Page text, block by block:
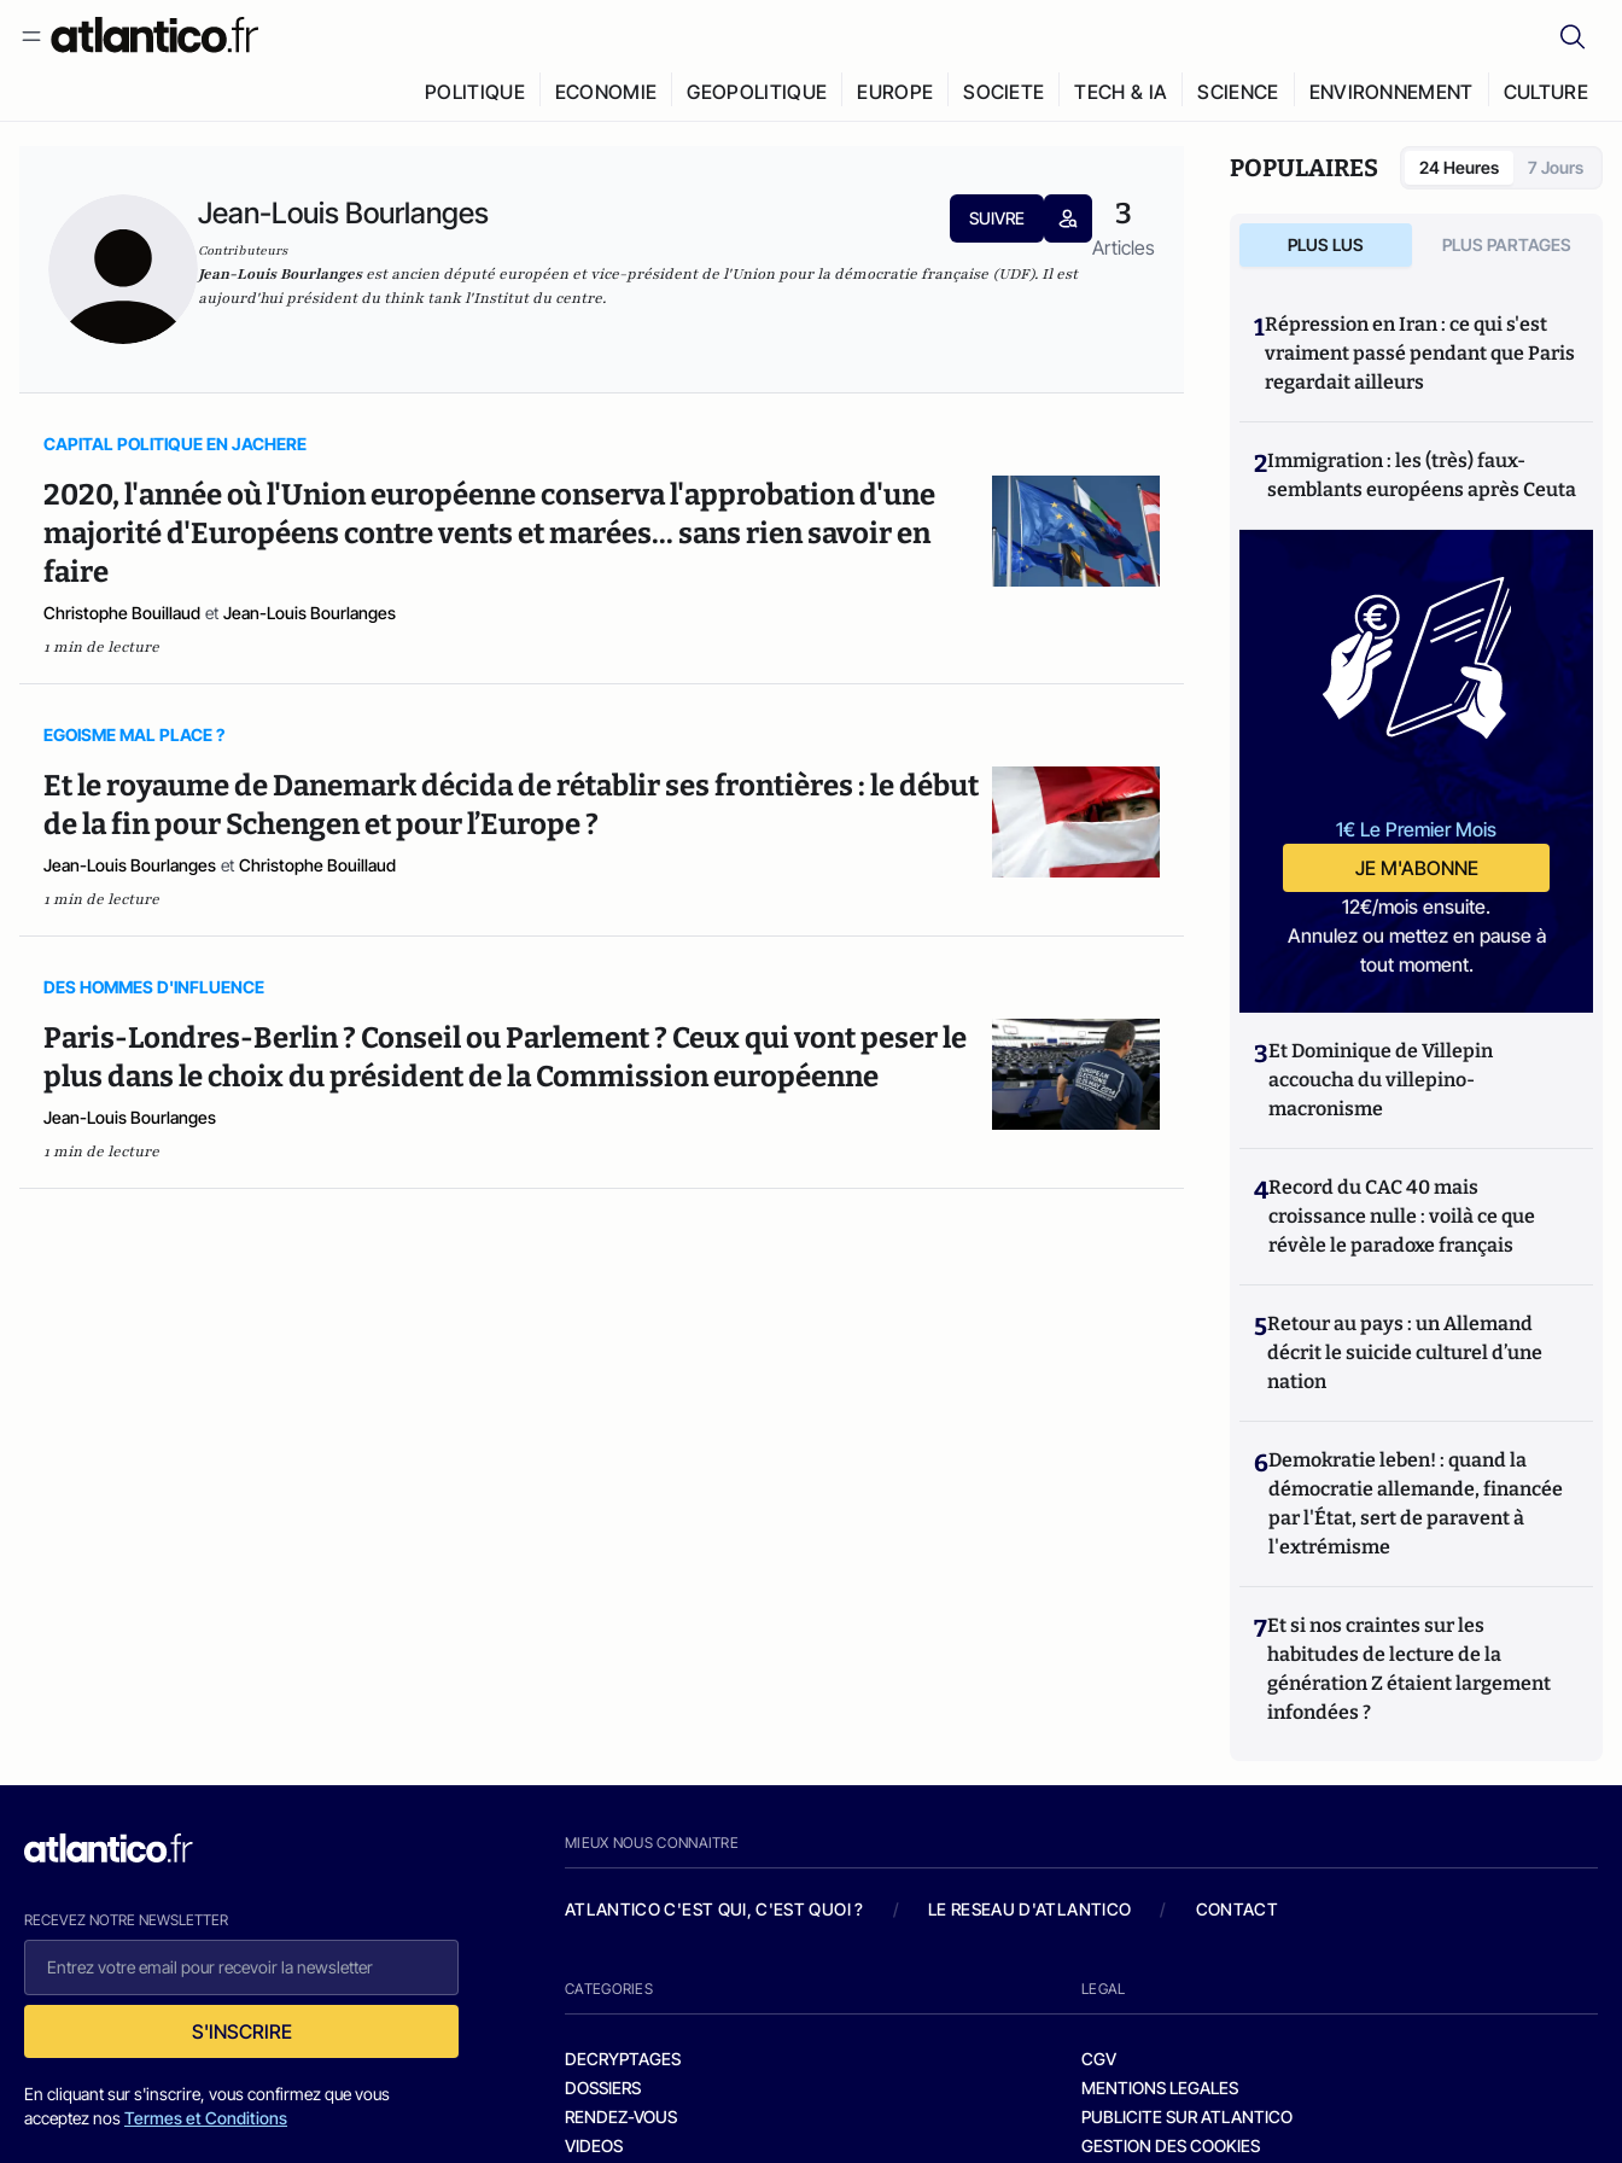
POLITIQUE ECONOMIE GEOPOLITIQUE EUROPE SOCIETE TECH & IA SCIENCE ENVIRONNEMENT CULTURE
Jean-Louis Bourlanges
Contributeurs
SUIVRE 3
Articles
Jean-Louis Bourlangesest ancien député européen et vice-président de l'Union pour la démocratie française (UDF). Il est
aujourd'hui président du think tank l'Institut du centre.
CAPITAL POLITIQUE EN JACHERE
2020, l'année où l'Union européenne conserva l'approbation d'une
majorité d'Européens contre vents et marées... sans rien savoir en
faire
Christophe Bouillaud et Jean-Louis Bourlanges
1 min de lecture
EGOISME MAL PLACE ?
Et le royaume de Danemark décida de rétablir ses frontières : le début
de la fin pour Schengen et pour l’Europe ?
Jean-Louis Bourlanges et Christophe Bouillaud
1 min de lecture
DES HOMMES D'INFLUENCE
Paris-Londres-Berlin ? Conseil ou Parlement ? Ceux qui vont peser le
plus dans le choix du président de la Commission européenne
Jean-Louis Bourlanges
1 min de lecture
POPULAIRES 24 Heures 7 Jours
PLUS LUS PLUS PARTAGES
1Répression en Iran : ce qui s'est
vraiment passé pendant que Paris
regardait ailleurs
2Immigration : les (très) faux-
semblants européens après Ceuta
1€ Le Premier Mois
JE M'ABONNE
12€/mois ensuite.
Annulez ou mettez en pause à
tout moment.
3Et Dominique de Villepin
accoucha du villepino-
macronisme
4Record du CAC 40 mais
croissance nulle : voilà ce que
révèle le paradoxe français
5Retour au pays : un Allemand
décrit le suicide culturel d’une
nation
6Demokratie leben! : quand la
démocratie allemande, financée
par l'État, sert de paravent à
l'extrémisme
7Et si nos craintes sur les
habitudes de lecture de la
génération Z étaient largement
infondées ?
RECEVEZ NOTRE NEWSLETTER
S'INSCRIRE
En cliquant sur s'inscrire, vous confirmez que vous
acceptez nosTermes et Conditions
MIEUX NOUS CONNAITRE
ATLANTICO C'EST QUI, C'EST QUOI ? / LE RESEAU D'ATLANTICO / CONTACT
CATEGORIES
DECRYPTAGES
DOSSIERS
RENDEZ-VOUS
VIDEOS
LEGAL
CGV
MENTIONS LEGALES
PUBLICITE SUR ATLANTICO
GESTION DES COOKIES